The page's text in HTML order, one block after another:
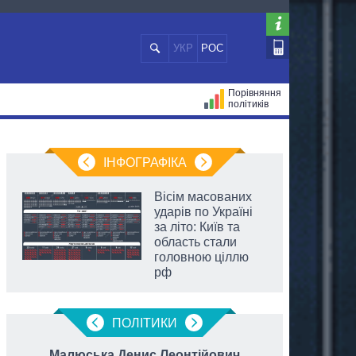
УКР РОС
Порівняння
політиків
ІНФОГРАФІКА
Вісім масованих
ударів по Україні
за літо: Київ та
область стали
головною ціллю
рф
ПОЛIТИКИ